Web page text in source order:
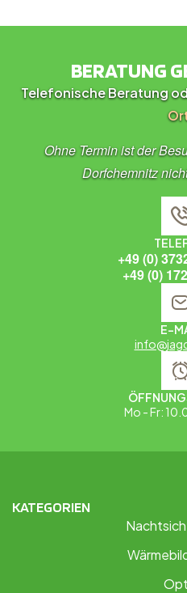
BERATUNG
Telefonische Beratung
Ohne Termin ist der
Dorfchemnitz
+49 (0)
+49 (0)
E-
Mo - Fr:
KATEGORIEN